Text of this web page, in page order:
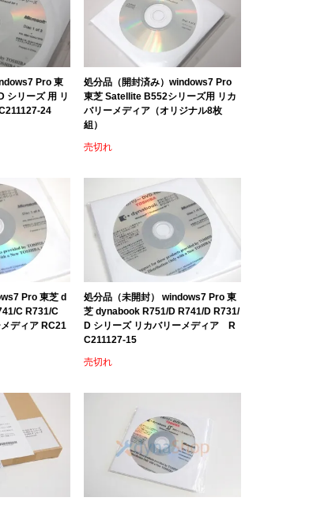
Pro 東
シリーズ 用 リ
24
処分品（開封済み）windows7 Pro
東芝 Satellite B552シリーズ用 リカ
バリーメディア（オリジナル8枚
組）
売切れ
Pro 東芝 d
C R731/C
ディア RC21
処分品（未開封） windows7 Pro 東
芝 dynabook R751/D R741/D R731/
D シリーズ リカバリーメディア R
C211127-15
売切れ